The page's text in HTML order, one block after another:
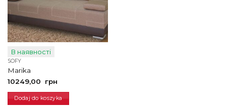
В наявності
SOFY
Marika
10249,00
грн
Dodaj do koszyka